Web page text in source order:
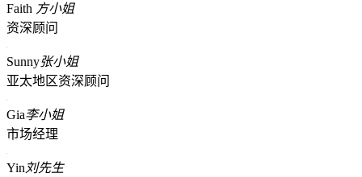
Faith 方小姐
资深顾问
Sunny张小姐
亚太地区资深顾问
Gia李小姐
市场经理
Yin 刘先生